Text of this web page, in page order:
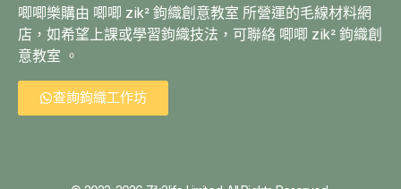
唧唧樂購由 唧唧 zik² 鉤織創意教室 所營運的毛線材料網
店，如希望上課或學習鉤織技法，可聯絡 唧唧 zik² 鉤織創
意教室 。
查詢鉤織工作坊